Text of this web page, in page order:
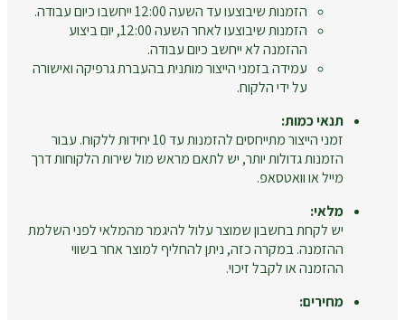
הזמנות שיבוצעו עד השעה 12:00 ייחשבו כיום עבודה.
הזמנות שיבוצעו לאחר השעה 12:00, יום ביצוע
ההזמנה לא ייחשב כיום עבודה.
עמידה בזמני הייצור מותנית בהעברת גרפיקה ואישורה
על ידי הלקוח.
תנאי כמות:
זמני הייצור מתייחסים להזמנות עד 10 יחידות ללקוח. עבור
הזמנות גדולות יותר, יש לתאם מראש מול שירות הלקוחות דרך
מייל או וואטסאפ.
מלאי:
יש לקחת בחשבון שמוצר עלול להיגמר מהמלאי לפני השלמת
ההזמנה. במקרה כזה, ניתן להחליף למוצר אחר בשווי
ההזמנה או לקבל זיכוי.
מחירים: